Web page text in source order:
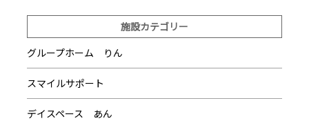
施設カテゴリー
グループホーム りん
スマイルサポート
デイスペース あん